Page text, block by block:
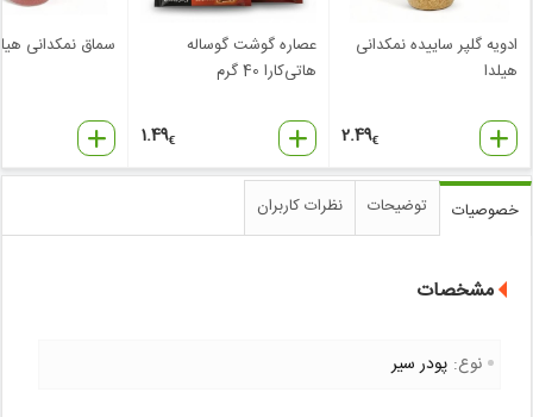
ادویه گلپر ساییده نمکدانی
هیلدا
2.49€
عصاره گوشت گوساله
هاتی‌کارا 40 گرم
1.49€
سماق نمکدانی
خصوصیات توضیحات نظرات کاربران
مشخصات
نوع: پودر سیر